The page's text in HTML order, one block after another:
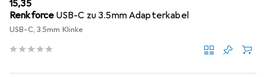
EUR
15,35
Renkforce USB-C zu 3.5mm Adapterkabel
USB-C, 3.5mm Klinke